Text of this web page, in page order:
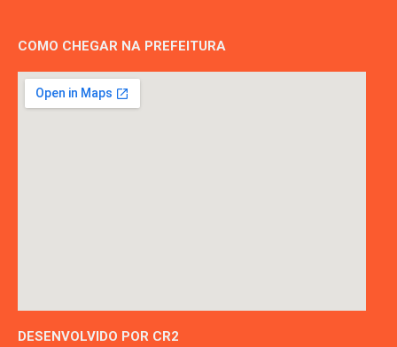
COMO CHEGAR NA PREFEITURA
DESENVOLVIDO POR CR2